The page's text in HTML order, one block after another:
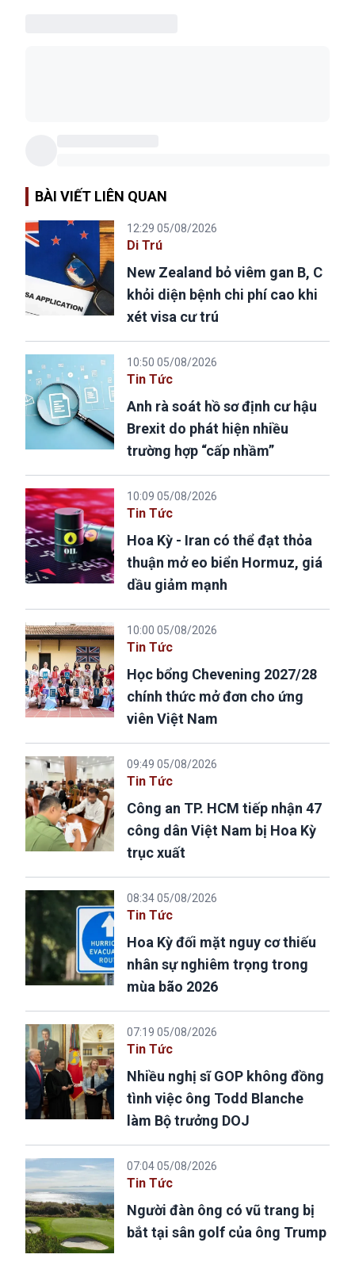
BÀI VIẾT LIÊN QUAN
12:29 05/08/2026
Di Trú
New Zealand bỏ viêm gan B, C
khỏi diện bệnh chi phí cao khi
xét visa cư trú
10:50 05/08/2026
Tin Tức
Anh rà soát hồ sơ định cư hậu
Brexit do phát hiện nhiều
trường hợp “cấp nhầm”
10:09 05/08/2026
Tin Tức
Hoa Kỳ - Iran có thể đạt thỏa
thuận mở eo biển Hormuz, giá
dầu giảm mạnh
10:00 05/08/2026
Tin Tức
Học bổng Chevening 2027/28
chính thức mở đơn cho ứng
viên Việt Nam
09:49 05/08/2026
Tin Tức
Công an TP. HCM tiếp nhận 47
công dân Việt Nam bị Hoa Kỳ
trục xuất
08:34 05/08/2026
Tin Tức
Hoa Kỳ đối mặt nguy cơ thiếu
nhân sự nghiêm trọng trong
mùa bão 2026
07:19 05/08/2026
Tin Tức
Nhiều nghị sĩ GOP không đồng
tình việc ông Todd Blanche
làm Bộ trưởng DOJ
07:04 05/08/2026
Tin Tức
Người đàn ông có vũ trang bị
bắt tại sân golf của ông Trump